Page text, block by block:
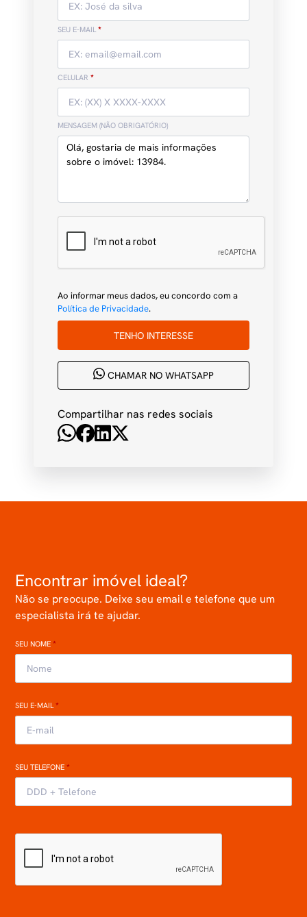
SEU E-MAIL *
CELULAR *
MENSAGEM (NÃO OBRIGATÓRIO)
Ao informar meus dados, eu concordo com a
Política de Privacidade.
TENHO INTERESSE
CHAMAR NO WHATSAPP
Compartilhar nas redes sociais
Encontrar imóvel ideal?
Não se preocupe. Deixe seu email e telefone que um
especialista irá te ajudar.
SEU NOME*
SEU E-MAIL*
SEU TELEFONE*